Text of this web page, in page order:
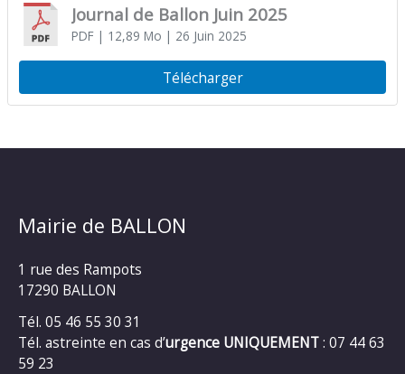
Journal de Ballon Juin 2025
PDF| 12,89 Mo | 26 Juin 2025
Télécharger
Mairie de BALLON
1 rue des Rampots
17290 BALLON
Tél. 05 46 55 30 31
Tél. astreinte en cas d’urgence UNIQUEMENT: 07 44 63
59 23